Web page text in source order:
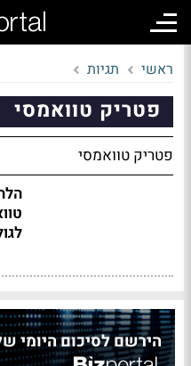
ראשי תגיות
פטריק טוואמסי
פטריק טוואמסי
הירשם לסיכום היומי